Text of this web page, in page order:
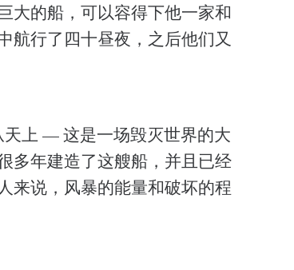
大的船，可以容得下他一家和
航行了四十昼夜，之后他们又
上 — 这是一场毁灭世界的大
多年建造了这艘船，并且已经
来说，风暴的能量和破坏的程